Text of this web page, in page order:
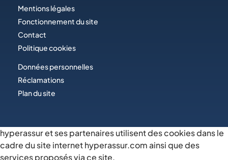
Mentions légales
Fonctionnement du site
Contact
Politique cookies
Données personnelles
Réclamations
Plan du site
hyperassur et ses partenaires utilisent des cookies dans le
cadre du site internet hyperassur.com ainsi que des
services proposés via ce site.